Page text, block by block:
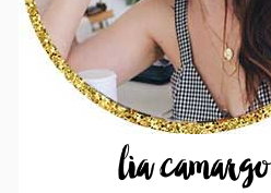
lia camargo